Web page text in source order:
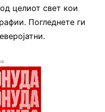
целиот свет кои
Погледнете ги